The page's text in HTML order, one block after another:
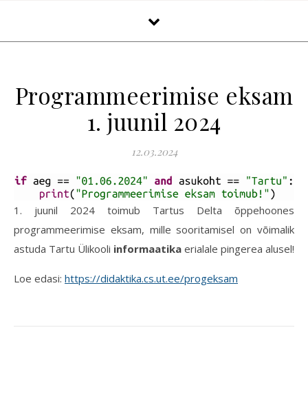
Programmeerimise eksam
1. juunil 2024
12.03.2024
1. juunil 2024 toimub Tartus Delta õppehoones
programmeerimise eksam, mille sooritamisel on võimalik
astuda Tartu Ülikooli informaatika erialale pingerea alusel!
Loe edasi: https://didaktika.cs.ut.ee/progeksam